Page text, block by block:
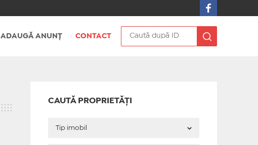
ADAUGĂ ANUNȚ CONTACT
CAUTĂ PROPRIETĂȚI